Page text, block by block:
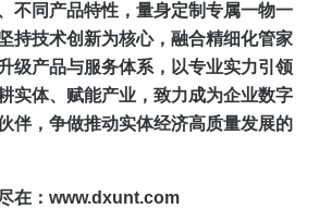
不同产品特性，量身定制专属一物一
持技术创新为核心，融合精细化管家
级产品与服务体系，以专业实力引领
实体、赋能产业，致力成为企业数字
伴，争做推动实体经济高质量发展的
在：www.dxunt.com